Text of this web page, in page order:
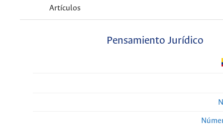
Artículos
Pensamiento Jurídico